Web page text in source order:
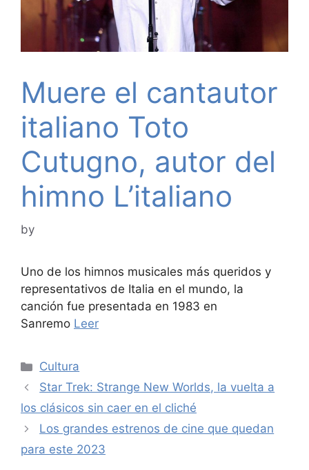
Muere el cantautor
italiano Toto
Cutugno, autor del
himno L’italiano
by
Uno de los himnos musicales más queridos y
representativos de Italia en el mundo, la
canción fue presentada en 1983 en
Sanremo Leer
Categories
Cultura
Star Trek: Strange New Worlds, la vuelta a
los clásicos sin caer en el cliché
Los grandes estrenos de cine que quedan
para este 2023